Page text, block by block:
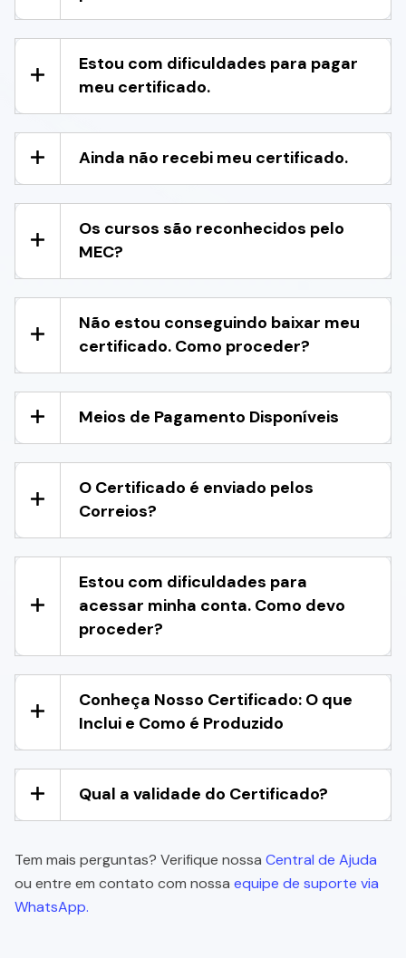
Estou com dificuldades para pagar
meu certificado.
Ainda não recebi meu certificado.
Os cursos são reconhecidos pelo
MEC?
Não estou conseguindo baixar meu
certificado. Como proceder?
Meios de Pagamento Disponíveis
O Certificado é enviado pelos
Correios?
Estou com dificuldades para
acessar minha conta. Como devo
proceder?
Conheça Nosso Certificado: O que
Inclui e Como é Produzido
Qual a validade do Certificado?
Tem mais perguntas? Verifique nossa Central de Ajuda
ou entre em contato com nossa equipe de suporte via
WhatsApp.